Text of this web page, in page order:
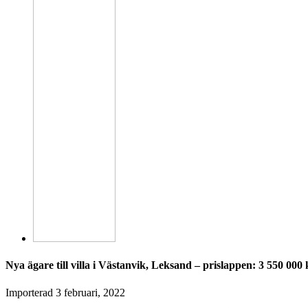
Nya ägare till villa i Västanvik, Leksand – prislappen: 3 550 000
Importerad 3 februari, 2022